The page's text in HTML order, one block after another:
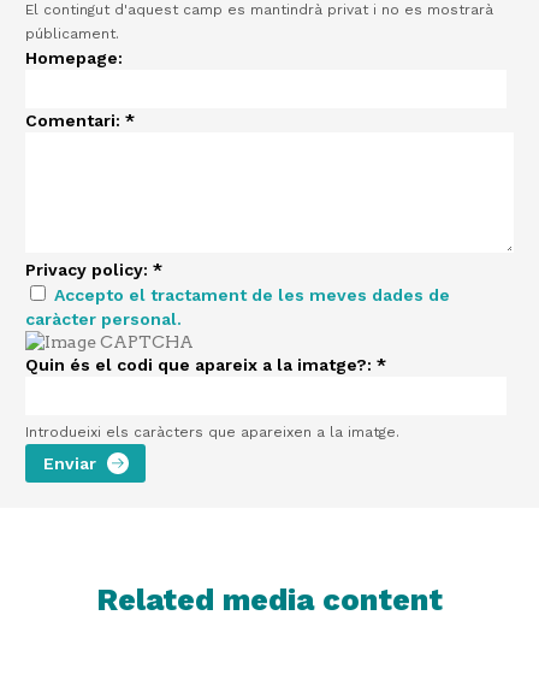
El contingut d'aquest camp es mantindrà privat i no es mostrarà
públicament.
Homepage:
Comentari: *
Privacy policy: *
Accepto el tractament de les meves dades de
caràcter personal.
Quin és el codi que apareix a la imatge?: *
Introdueixi els caràcters que apareixen a la imatge.
Related media content